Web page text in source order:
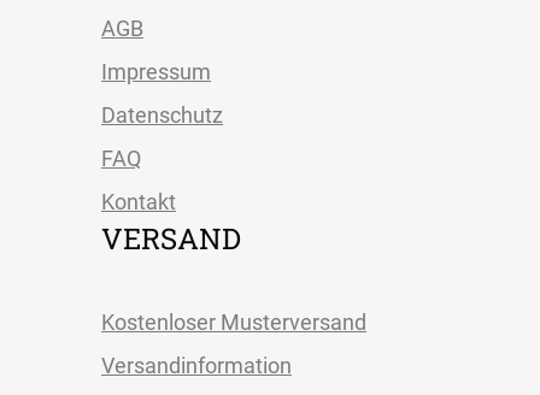
AGB
Impressum
Datenschutz
FAQ
Kontakt
VERSAND
Kostenloser Musterversand
Versandinformation